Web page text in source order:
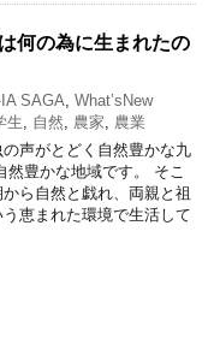
何の為に生まれたの
SAGA
What’sNew
生 自然 農家
農業
声がとどく自然豊かな九
豊かな地域です。 そこ
ら自然と戯れ、両親と祖
恵まれた環境で生活して